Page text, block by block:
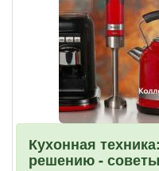
Кухонная
решению -